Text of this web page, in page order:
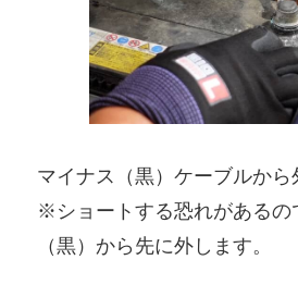
マイナス（黒）ケーブルから
※ショートする恐れがあるの
（黒）から先に外します。